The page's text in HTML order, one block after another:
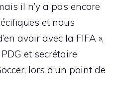
il n’y a pas encore
et nous
avoir avec la FIFA »,
et secrétaire
lors d’un point de